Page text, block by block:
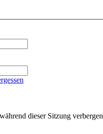
dieser Sitzung verbergen